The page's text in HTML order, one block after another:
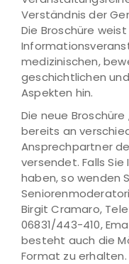
Verständnis der
Die Broschüre
medizinischen,
geschichtlichen
Aspekten hin.
Die neue Broschüre
bereits an
Ansprechpartner
versendet. Falls
haben, so wenden
Birgit Cramaro,
06831/443-410,
besteht auch die
Format zu erhalten.